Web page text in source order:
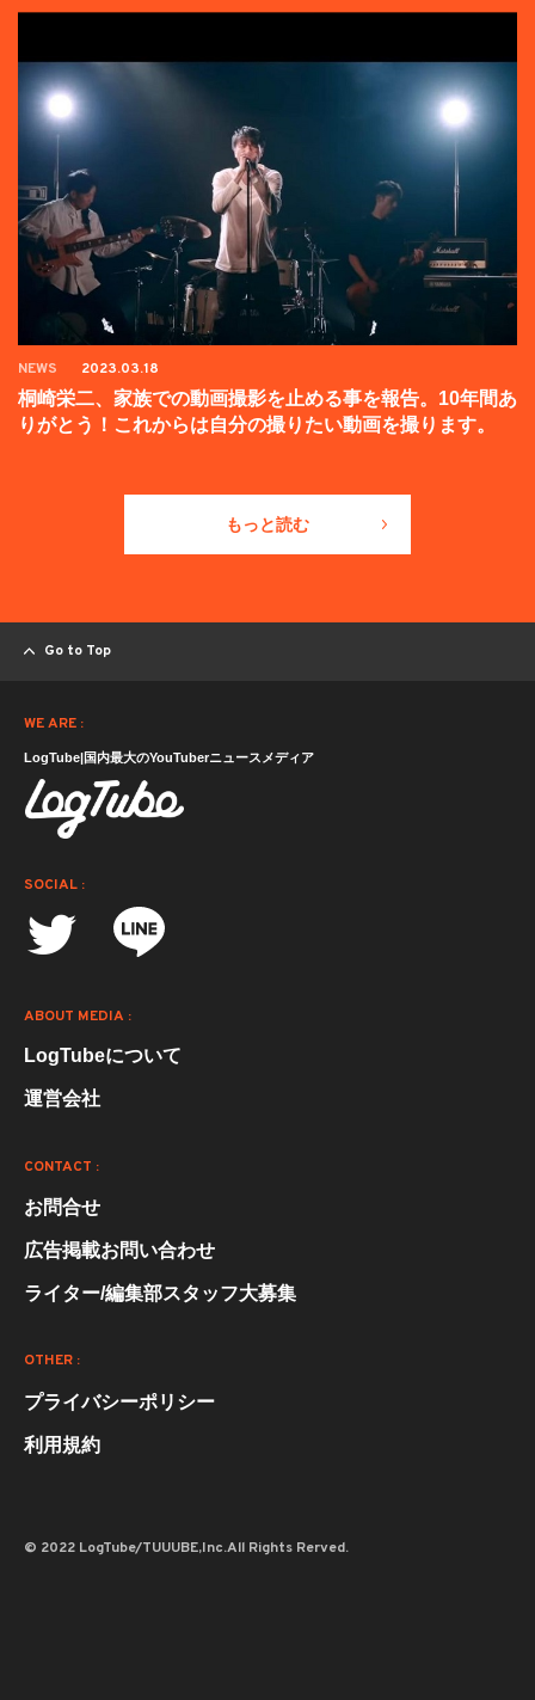
NEWS 2023.03.18
桐崎栄二、家族での動画撮影を止める事を報告。10年間あ
りがとう！これからは自分の撮りたい動画を撮ります。
もっと読む
Go to Top
WE ARE :
LogTube|国内最大のYouTuberニュースメディア
SOCIAL :
ABOUT MEDIA :
LogTubeについて
運営会社
CONTACT :
お問合せ
広告掲載お問い合わせ
ライター/編集部スタッフ大募集
OTHER :
プライバシーポリシー
利用規約
© 2022 LogTube/TUUUBE,Inc.All Rights Rerved.